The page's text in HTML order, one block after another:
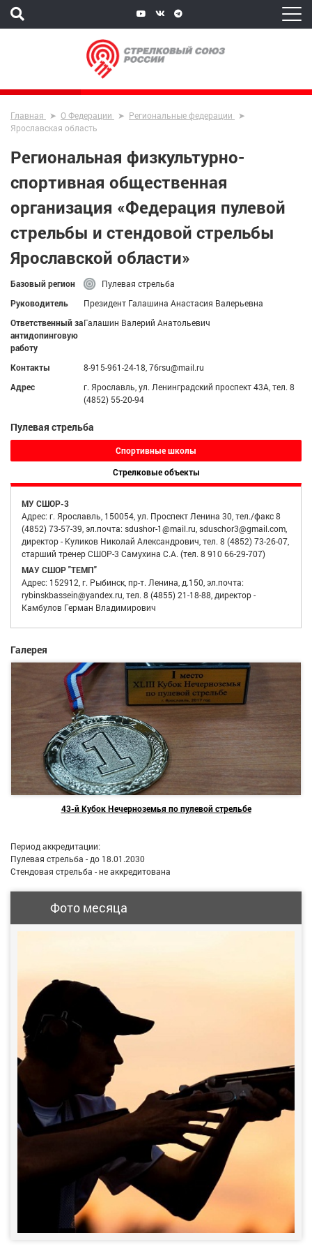
Главная О Федерации
Региональные федерации
Ярославская область
Региональная физкультурно-
спортивная общественная
организация «Федерация пулевой
стрельбы и стендовой стрельбы
Ярославской области»
Базовый регион
Пулевая стрельба
Руководитель
Президент Галашина Анастасия Валерьевна
Ответственный за
антидопинговую
работу
Галашин Валерий Анатольевич
Контакты
8-915-961-24-18, 76rsu@mail.ru
Адрес
г. Ярославль, ул. Ленинградский проспект 43А, тел. 8
(4852) 55-20-94
Пулевая стрельба
Спортивные школы
Стрелковые объекты
МУ СШОР-3
Адрес: г. Ярославль, 150054, ул. Проспект Ленина 30, тел./факс 8
(4852) 73-57-39, эл.почта: sdushor-1@mail.ru, sduschor3@gmail.com,
директор - Куликов Николай Александрович, тел. 8 (4852) 73-26-07,
старший тренер СШОР-3 Самухина С.А. (тел. 8 910 66-29-707)
МАУ СШОР "ТЕМП"
Адрес: 152912, г. Рыбинск, пр-т. Ленина, д.150, эл.почта:
rybinskbassein@yandex.ru, тел. 8 (4855) 21-18-88, директор -
Камбулов Герман Владимирович
Галерея
43-й Кубок Нечерноземья по пулевой стрельбе
Период аккредитации:
Пулевая стрельба - до 18.01.2030
Стендовая стрельба - не аккредитована
Фото месяца